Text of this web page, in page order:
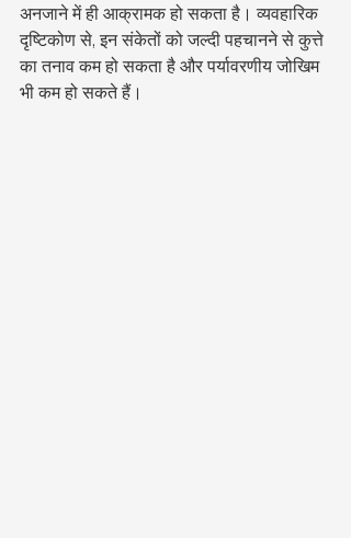
अनजाने में ही आक्रामक हो सकता है। व्यवहारिक
दृष्टिकोण से, इन संकेतों को जल्दी पहचानने से कुत्ते
का तनाव कम हो सकता है और पर्यावरणीय जोखिम
भी कम हो सकते हैं।